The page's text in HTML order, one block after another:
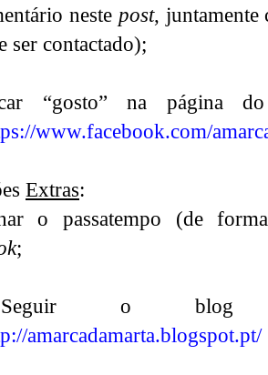
neste post, juntamente
ser contactado);
“gosto” na página
www.facebook.com/
Extras:
o passatempo (de
;
o blog
amarcadamarta.blogspot.pt/